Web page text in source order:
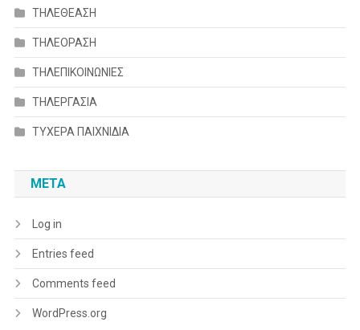
ΤΗΛΕΘΕΑΣΗ
ΤΗΛΕΟΡΑΣΗ
ΤΗΛΕΠΙΚΟΙΝΩΝΙΕΣ
ΤΗΛΕΡΓΑΣΙΑ
ΤΥΧΕΡΑ ΠΑΙΧΝΙΔΙΑ
META
Log in
Entries feed
Comments feed
WordPress.org